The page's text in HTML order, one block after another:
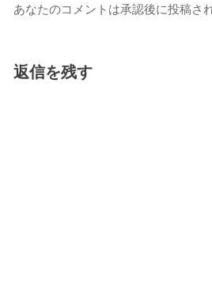
あなたのコメントは承認後に投稿され
返信を残す